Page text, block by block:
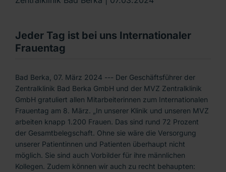
Jeder Tag ist bei uns Internationaler
Frauentag
Bad Berka, 07. März 2024 --- Der Geschäftsführer der
Zentralklinik Bad Berka GmbH und der MVZ Zentralklinik
GmbH gratuliert allen Mitarbeiterinnen zum Internationalen
Frauentag am 8. März. „In unserer Klinik und unseren MVZ
arbeiten knapp 1.200 Frauen. Das sind rund 72 Prozent
der Gesamtbelegschaft. Ohne sie wäre die Versorgung
unserer Patientinnen und Patienten überhaupt nicht
möglich. Sie sind auch Vorbilder für ihre männlichen
Kollegen. Zudem können wir auch zu recht behaupten: